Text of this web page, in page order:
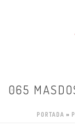
065
PORTADA »